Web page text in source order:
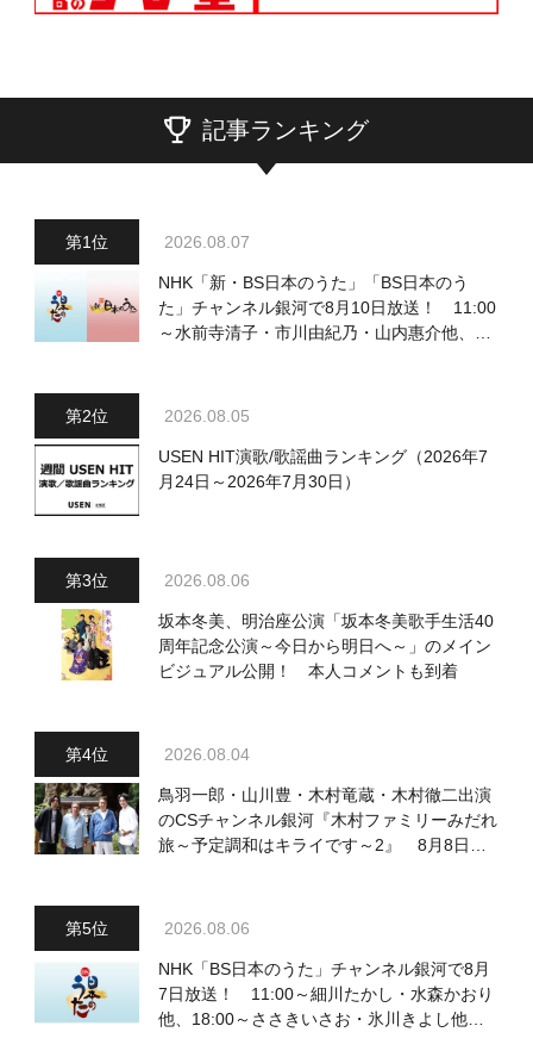
記事ランキング
2026.08.07
NHK「新・BS日本のうた」「BS日本のう
た」チャンネル銀河で8月10日放送！ 11:00
～水前寺清子・市川由紀乃・山内惠介他、
2026.08.05
USEN HIT演歌/歌謡曲ランキング（2026年7
月24日～2026年7月30日）
2026.08.06
坂本冬美、明治座公演「坂本冬美歌手生活40
周年記念公演～今日から明日へ～」のメイン
ビジュアル公開！ 本人コメントも到着
2026.08.04
鳥羽一郎・山川豊・木村竜蔵・木村徹二出演
のCSチャンネル銀河『木村ファミリーみだれ
旅～予定調和はキライです～2』 8月8日
2026.08.06
NHK「BS日本のうた」チャンネル銀河で8月
7日放送！ 11:00～細川たかし・水森かおり
他、18:00～ささきいさお・氷川きよし他登